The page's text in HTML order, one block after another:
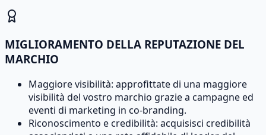
MIGLIORAMENTO DELLA REPUTAZIONE DEL
MARCHIO
Maggiore visibilità: approfittate di una maggiore
visibilità del vostro marchio grazie a campagne ed
eventi di marketing in co-branding.
Riconoscimento e credibilità: acquisisci credibilità